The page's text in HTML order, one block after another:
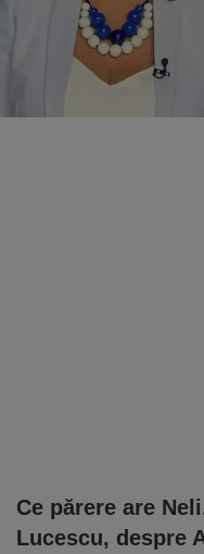
Ce părere are
Lucescu, despre